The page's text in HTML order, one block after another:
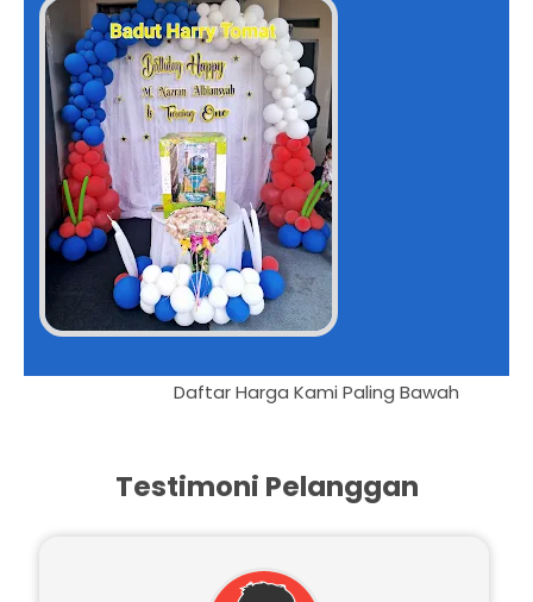
Daftar Harga Kami
Testimoni Pelanggan